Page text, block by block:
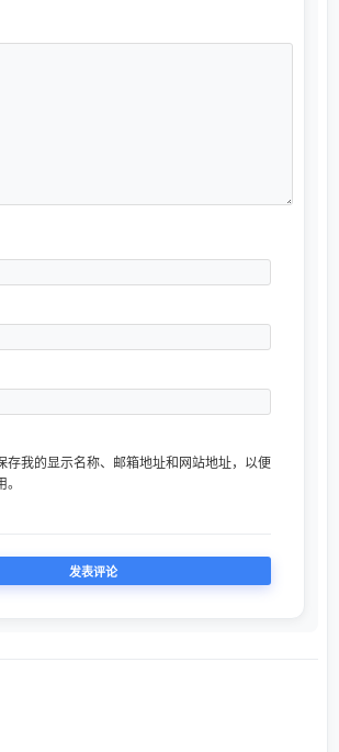
存我的显示名称、邮箱地址和网站地址，以便